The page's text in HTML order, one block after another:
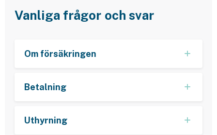
Vanliga frågor och svar
Om försäkringen
Betalning
Uthyrning